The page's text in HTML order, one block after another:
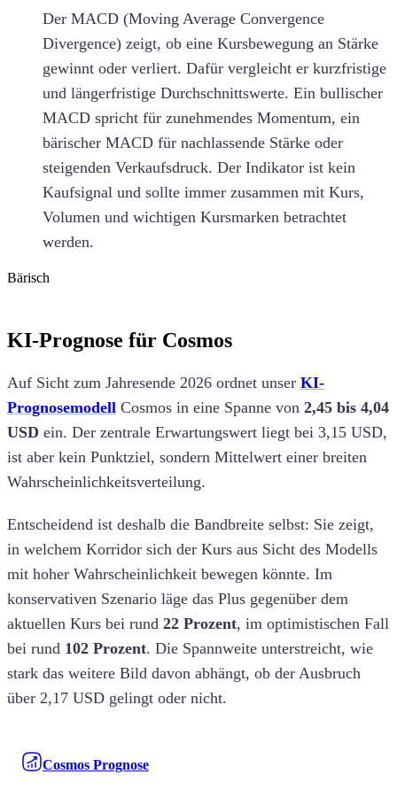
Der MACD (Moving Average Convergence
Divergence) zeigt, ob eine Kursbewegung an Stärke
gewinnt oder verliert. Dafür vergleicht er kurzfristige
und längerfristige Durchschnittswerte. Ein bullischer
MACD spricht für zunehmendes Momentum, ein
bärischer MACD für nachlassende Stärke oder
steigenden Verkaufsdruck. Der Indikator ist kein
Kaufsignal und sollte immer zusammen mit Kurs,
Volumen und wichtigen Kursmarken betrachtet
werden.
Bärisch
KI-Prognose für Cosmos
Auf Sicht zum Jahresende 2026 ordnet unser KI-
Prognosemodell Cosmos in eine Spanne von 2,45 bis 4,04
USD ein. Der zentrale Erwartungswert liegt bei 3,15 USD,
ist aber kein Punktziel, sondern Mittelwert einer breiten
Wahrscheinlichkeitsverteilung.
Entscheidend ist deshalb die Bandbreite selbst: Sie zeigt,
in welchem Korridor sich der Kurs aus Sicht des Modells
mit hoher Wahrscheinlichkeit bewegen könnte. Im
konservativen Szenario läge das Plus gegenüber dem
aktuellen Kurs bei rund 22 Prozent, im optimistischen Fall
bei rund 102 Prozent. Die Spannweite unterstreicht, wie
stark das weitere Bild davon abhängt, ob der Ausbruch
über 2,17 USD gelingt oder nicht.
Cosmos Prognose